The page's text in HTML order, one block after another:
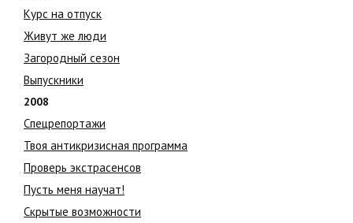
Курс на отпуск
Живут же люди
Загородный сезон
Выпускники
2008
Спецрепортажи
Твоя антикризисная программа
Проверь экстрасенсов
Пусть меня научат!
Скрытые возможности